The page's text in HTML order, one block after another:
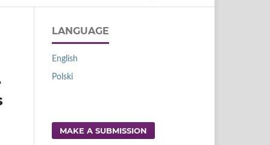
LANGUAGE
English
Polski
MAKE A SUBMISSION